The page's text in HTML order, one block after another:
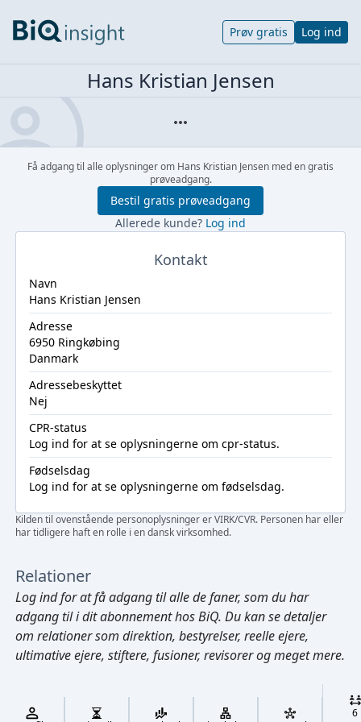
Cmd/Ctrl + K
Prøv gratis Log ind
Hans Kristian Jensen
Få adgang til alle oplysninger om Hans Kristian Jensen med en gratis
prøveadgang.
Bestil gratis prøveadgang
Allerede kunde? Log ind
Kontakt
Navn
Hans Kristian Jensen
Adresse
6950 Ringkøbing
Danmark
Adressebeskyttet
Nej
CPR-status
Log ind for at se oplysningerne om cpr-status.
Fødselsdag
Log ind for at se oplysningerne om fødselsdag.
Kilden til ovenstående personoplysninger er VIRK/CVR. Personen har eller
har tidligere haft en rolle i en dansk virksomhed.
Relationer
Log indfor at få adgang til alle de faner, som du har
adgang til i dit abonnement hos BiQ. Du kan se detaljer
om relationer som direktion, bestyrelser, reelle ejere,
ultimative ejere, stiftere, fusioner, revisorer og meget mere.
6